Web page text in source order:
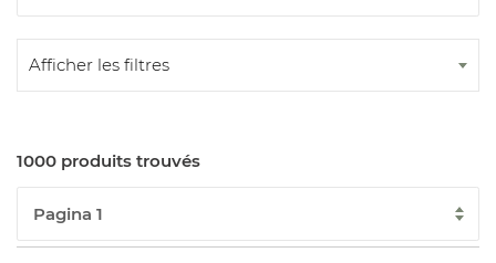
Afficher les filtres
1000 produits trouvés